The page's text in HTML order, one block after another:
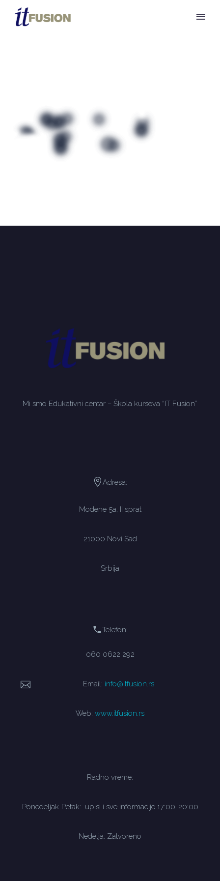
Mi smo Edukativni centar – Škola kurseva “IT Fusion”
Adresa:
Modene 5a, II sprat
21000 Novi Sad
Srbija
Telefon:
060 0622 292
Email: info@itfusion.rs
Web: www.itfusion.rs
Radno vreme:
Ponedeljak-Petak: upisi i sve informacije 17:00-20:00
Nedelja: Zatvoreno